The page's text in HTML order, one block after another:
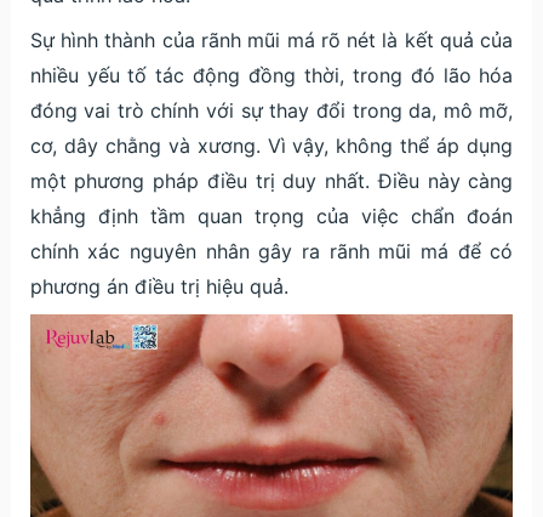
Sự hình thành của rãnh mũi má rõ nét là kết quả của
nhiều yếu tố tác động đồng thời, trong đó lão hóa
đóng vai trò chính với sự thay đổi trong da, mô mỡ,
cơ, dây chằng và xương. Vì vậy, không thể áp dụng
một phương pháp điều trị duy nhất. Điều này càng
khẳng định tầm quan trọng của việc chẩn đoán
chính xác nguyên nhân gây ra rãnh mũi má để có
phương án điều trị hiệu quả.